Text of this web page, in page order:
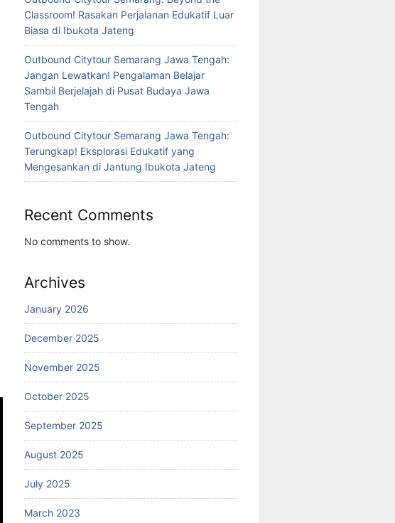
Classroom! Rasakan Perjalanan Edukatif Luar
Biasa di Ibukota Jateng
Outbound Citytour Semarang Jawa Tengah:
Jangan Lewatkan! Pengalaman Belajar
Sambil Berjelajah di Pusat Budaya Jawa
Tengah
Outbound Citytour Semarang Jawa Tengah:
Terungkap! Eksplorasi Edukatif yang
Mengesankan di Jantung Ibukota Jateng
Recent Comments
No comments to show.
Archives
January 2026
December 2025
November 2025
October 2025
September 2025
August 2025
July 2025
March 2023